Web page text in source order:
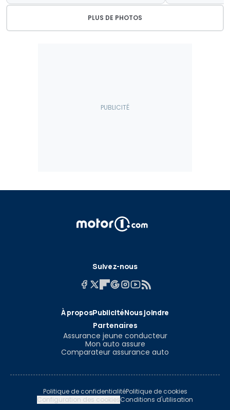
PLUS DE PHOTOS
Suivez-nous
À proposPublicitéNous joindre
Partenaires
Assurance jeune conducteur
Mon auto assure
Comparateur assurance auto
Politique de confidentialitéPolitique de cookies
Configuration des cookiesConditions d'utilisation